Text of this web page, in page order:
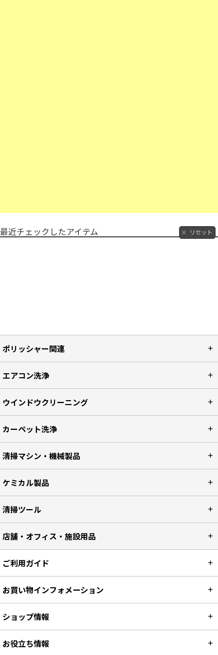
ポリッシャー関連
エアコン洗浄
ウインドウクリーニング
カーペット洗浄
清掃マシン・機械製品
ケミカル製品
清掃ツール
店舗・オフィス・施設用品
ご利用ガイド
お買い物インフォメーション
ショップ情報